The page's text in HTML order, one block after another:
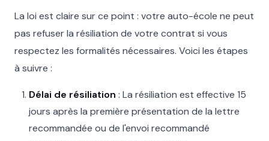
La loi est claire sur ce point : votre auto-école ne peut
pas refuser la résiliation de votre contrat si vous
respectez les formalités nécessaires. Voici les étapes
à suivre :
Délai de résiliation : La résiliation est effective 15
jours après la première présentation de la lettre
recommandée ou de l'envoi recommandé